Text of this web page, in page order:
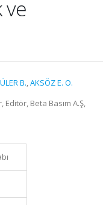
ve
B.,AKSÖZ E. O.
Beta Basım A.Ş,